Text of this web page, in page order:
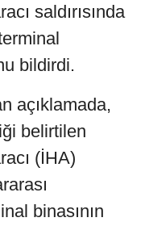
saldırısında
bildirdi.
açıklamada,
belirtilen
(İHA)
binasının